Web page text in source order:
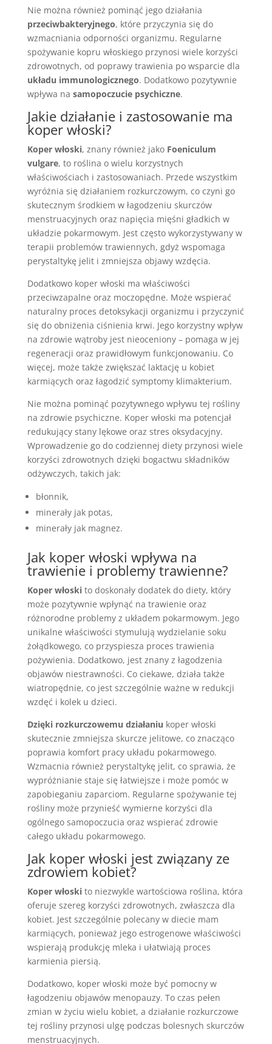
Nie można również pominąć jego działania
przeciwbakteryjnego, które przyczynia się do
wzmacniania odporności organizmu. Regularne
spożywanie kopru włoskiego przynosi wiele korzyści
zdrowotnych, od poprawy trawienia po wsparcie dla
układu immunologicznego. Dodatkowo pozytywnie
wpływa na samopoczucie psychiczne.
Jakie działanie i zastosowanie ma
koper włoski?
Koper włoski, znany również jako Foeniculum
vulgare, to roślina o wielu korzystnych
właściwościach i zastosowaniach. Przede wszystkim
wyróżnia się działaniem rozkurczowym, co czyni go
skutecznym środkiem w łagodzeniu skurczów
menstruacyjnych oraz napięcia mięśni gładkich w
układzie pokarmowym. Jest często wykorzystywany w
terapii problemów trawiennych, gdyż wspomaga
perystaltykę jelit i zmniejsza objawy wzdęcia.
Dodatkowo koper włoski ma właściwości
przeciwzapalne oraz moczopędne. Może wspierać
naturalny proces detoksykacji organizmu i przyczynić
się do obniżenia ciśnienia krwi. Jego korzystny wpływ
na zdrowie wątroby jest nieoceniony – pomaga w jej
regeneracji oraz prawidłowym funkcjonowaniu. Co
więcej, może także zwiększać laktację u kobiet
karmiących oraz łagodzić symptomy klimakterium.
Nie można pominąć pozytywnego wpływu tej rośliny
na zdrowie psychiczne. Koper włoski ma potencjał
redukujący stany lękowe oraz stres oksydacyjny.
Wprowadzenie go do codziennej diety przynosi wiele
korzyści zdrowotnych dzięki bogactwu składników
odżywczych, takich jak:
błonnik,
minerały jak potas,
minerały jak magnez.
Jak koper włoski wpływa na
trawienie i problemy trawienne?
Koper włoskito doskonały dodatek do diety, który
może pozytywnie wpłynąć na trawienie oraz
różnorodne problemy z układem pokarmowym. Jego
unikalne właściwości stymulują wydzielanie soku
żołądkowego, co przyspiesza proces trawienia
pożywienia. Dodatkowo, jest znany z łagodzenia
objawów niestrawności. Co ciekawe, działa także
wiatropędnie, co jest szczególnie ważne w redukcji
wzdęć i kolek u dzieci.
Dzięki rozkurczowemu działaniu koper włoski
skutecznie zmniejsza skurcze jelitowe, co znacząco
poprawia komfort pracy układu pokarmowego.
Wzmacnia również perystaltykę jelit, co sprawia, że
wypróżnianie staje się łatwiejsze i może pomóc w
zapobieganiu zaparciom. Regularne spożywanie tej
rośliny może przynieść wymierne korzyści dla
ogólnego samopoczucia oraz wspierać zdrowie
całego układu pokarmowego.
Jak koper włoski jest związany ze
zdrowiem kobiet?
Koper włoskito niezwykle wartościowa roślina, która
oferuje szereg korzyści zdrowotnych, zwłaszcza dla
kobiet. Jest szczególnie polecany w diecie mam
karmiących, ponieważ jego estrogenowe właściwości
wspierają produkcję mleka i ułatwiają proces
karmienia piersią.
Dodatkowo, koper włoski może być pomocny w
łagodzeniu objawów menopauzy. To czas pełen
zmian w życiu wielu kobiet, a działanie rozkurczowe
tej rośliny przynosi ulgę podczas bolesnych skurczów
menstruacyjnych.